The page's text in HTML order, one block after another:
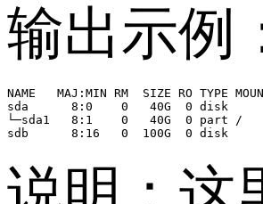
输出示例
NAME   MAJ:MIN RM  SIZE RO TYPE
sda      8:0    0   40G  0 disk
└─sda1   8:1    0   40G  0 part /